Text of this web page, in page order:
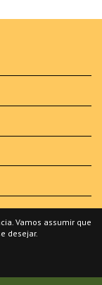
Vamos assumir que
desejar.